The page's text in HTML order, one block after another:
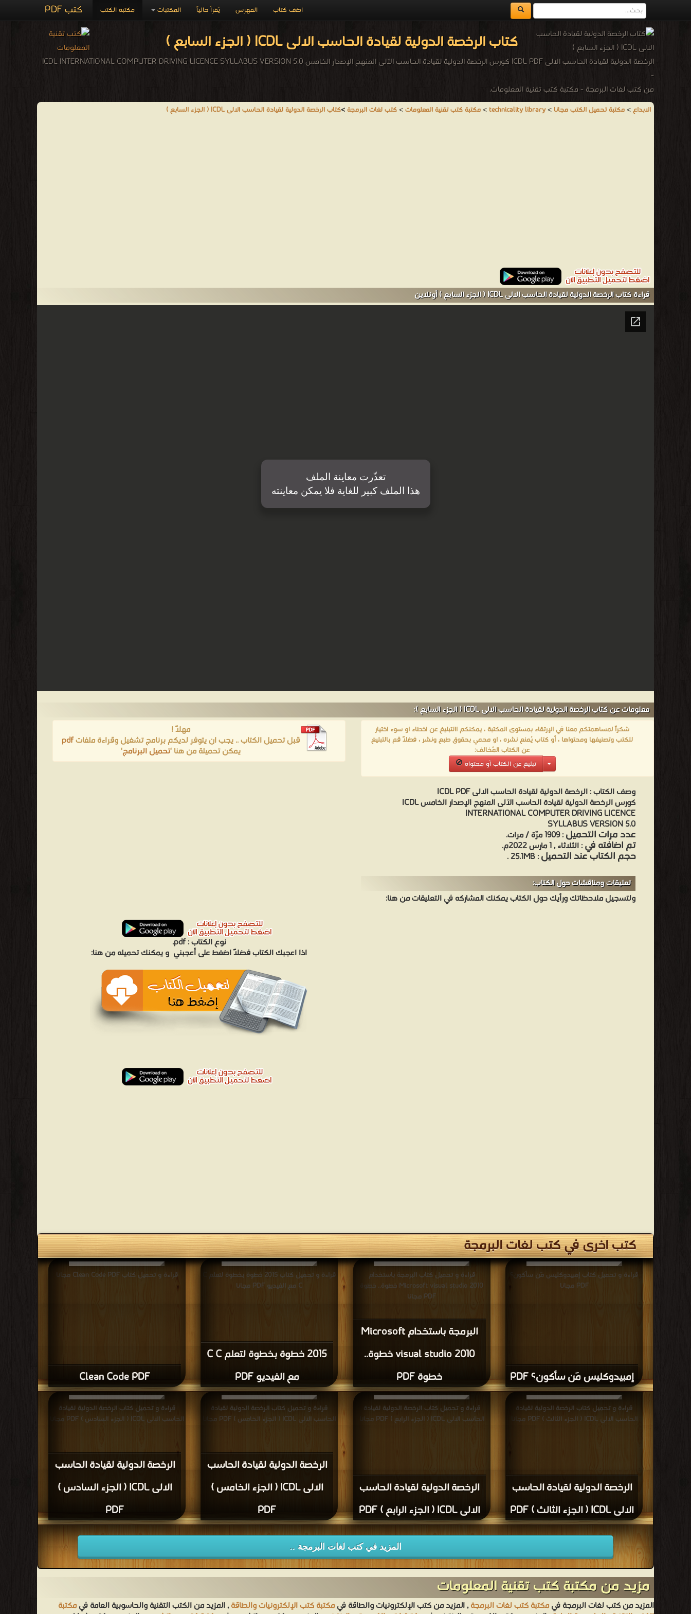
كتب PDF مكتبة الكتب المكتبات يُقرأ حالياً الفهرس اضف كتاب
كتاب الرخصة الدولية لقيادة الحاسب الالى ICDL ( الجزء السابع )
الرخصة الدولية لقيادة الحاسب الالى ICDL PDF كورس الرخصة الدولية لقيادة الحاسب الآلى المنهج الإصدار الخامس ICDL INTERNATIONAL COMPUTER DRIVING LICENCE SYLLABUS VERSION 5.0
-
من كتب لغات البرمجة - مكتبة كتب تقنية المعلومات.
الابداع>مكتبة تحميل الكتب مجانا >
technicality library
>مكتبة كتب تقنية المعلومات>كتب لغات البرمجة>كتاب الرخصة الدولية لقيادة الحاسب الالى ICDL ( الجزء السابع )
قراءة كتاب الرخصة الدولية لقيادة الحاسب الالى ICDL ( الجزء السابع ) أونلاين
معلومات عن كتاب الرخصة الدولية لقيادة الحاسب الالى ICDL ( الجزء السابع ):
شكراً لمساهمتكم معنا في الإرتقاء بمستوى المكتبة ، يمكنكم االتبليغ عن اخطاء او سوء اختيار
للكتب وتصنيفها ومحتواها ، أو كتاب يُمنع نشره ، او محمي بحقوق طبع ونشر ، فضلاً قم بالتبليغ
عن الكتاب المُخالف:
تبليغ عن الكتاب أو محتواه
وصف الكتاب :الرخصة الدولية لقيادة الحاسب الالى ICDL PDF
كورس الرخصة الدولية لقيادة الحاسب الآلى المنهج الإصدار الخامس ICDL
INTERNATIONAL COMPUTER DRIVING LICENCE
SYLLABUS VERSION 5.0
عدد مرات التحميل: 1909 مرّة / مرات.
تم اضافته في: الثلاثاء , 1 مارس 2022م.
حجم الكتاب عند التحميل: 25.1MB .
تعليقات ومناقشات حول الكتاب:
ولتسجيل ملاحظاتك ورأيك حول الكتاب يمكنك المشاركه في التعليقات من هنا:
مهلاً !
قبل تحميل الكتاب .. يجب ان يتوفر لديكم برنامج تشغيل وقراءة ملفاتpdf
يمكن تحميلة من هنا 'تحميل البرنامج'
نوع الكتاب :pdf.
اذا اعجبك الكتاب فضلاً اضغط على أعجبني و يمكنك تحميله من هنا:
كتب اخرى في كتب لغات البرمجة
Clean Code PDF
قراءة و تحميل كتاب Clean Code PDF مجانا
2015 خطوة بخطوة لتعلم C C
مع الفيديو PDF
C مع الفيديو PDF مجانا
البرمجة باستخدام Microsoft
visual studio 2010 خطوة..
خطوة PDF
قراءة و تحميل كتاب البرمجة باستخدام
Microsoft visual studio 2010 خطوة.. خطوة
PDF مجانا
إمبيدوكليس مَن سأكون؟ PDF
قراءة و تحميل كتاب إمبيدوكليس مَن سأكون؟
PDF مجانا
الرخصة الدولية لقيادة الحاسب
الالى ICDL ( الجزء السادس )
PDF
قراءة و تحميل كتاب الرخصة الدولية لقيادة
الحاسب الالى ICDL ( الجزء السادس ) PDF مجانا
الرخصة الدولية لقيادة الحاسب
الالى ICDL ( الجزء الخامس )
PDF
قراءة و تحميل كتاب الرخصة الدولية لقيادة
الحاسب الالى ICDL ( الجزء الخامس ) PDF مجانا
الرخصة الدولية لقيادة الحاسب
الالى ICDL ( الجزء الرابع ) PDF
قراءة و تحميل كتاب الرخصة الدولية لقيادة
الحاسب الالى ICDL ( الجزء الرابع ) PDF مجانا
الرخصة الدولية لقيادة الحاسب
الالى ICDL ( الجزء الثالث ) PDF
قراءة و تحميل كتاب الرخصة الدولية لقيادة
الحاسب الالى ICDL ( الجزء الثالث ) PDF مجانا
المزيد في كتب لغات البرمجة ..
مزيد من مكتبة كتب تقنية المعلومات
المزيد من كتب لغات البرمجة فيمكتبة كتب لغات البرمجة, المزيد من كتب الإلكترونيات والطاقة فيمكتبة كتب الإلكترونيات والطاقة, المزيد من الكتب التقنية والحاسوبية العامة فيمكتبة